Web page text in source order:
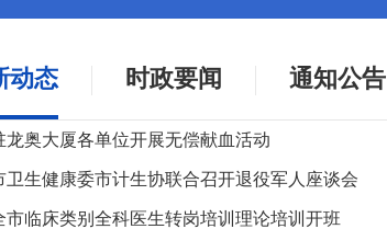
动态 时政要闻 通知公告
龙奥大厦各单位开展无偿献血活动
卫生健康委市计生协联合召开退役军人座谈会
市临床类别全科医生转岗培训理论培训开班